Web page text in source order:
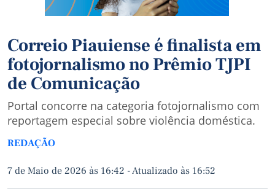
Correio Piauiense é finalista em
fotojornalismo no Prêmio TJPI
de Comunicação
Portal concorre na categoria fotojornalismo com
reportagem especial sobre violência doméstica.
REDAÇÃO
7 de Maio de 2026 às 16:42 -Atualizado às 16:52